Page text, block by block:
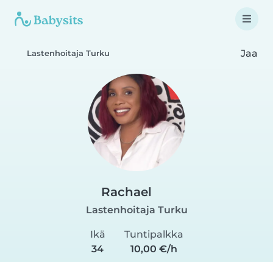
Lastenhoitaja Turku Jaa
Rachael
Lastenhoitaja Turku
Ikä
34
Tuntipalkka
10,00 €/h